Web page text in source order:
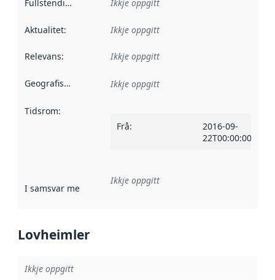
Fullstendigheit Ikkje oppgitt
Aktualitet: Ikkje oppgitt
Relevans: Ikkje oppgitt
Geografisk område Ikkje oppgitt
Tidsrom:
Frå:
2016-09-
22T00:00:00Z
I samsvar med Referanse til ei implementeringsregel eller
Ikkje oppgitt
Lovheimler
Ikkje oppgitt